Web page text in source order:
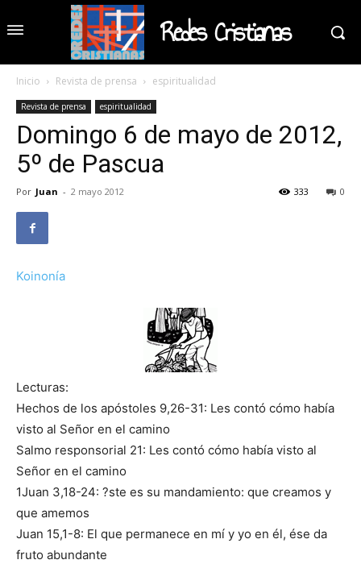
Redes Cristianas
Inicio Revista de prensa espiritualidad
Revista de prensa espiritualidad
Domingo 6 de mayo de 2012,
5º de Pascua
Por Juan - 2 mayo 2012 0
333
Koinonía
Lecturas:
Hechos de los apóstoles 9,26-31: Les contó cómo había
visto al Señor en el camino
Salmo responsorial 21: Les contó cómo había visto al
Señor en el camino
1Juan 3,18-24: ?ste es su mandamiento: que creamos y
que amemos
Juan 15,1-8: El que permanece en mí y yo en él, ése da
fruto abundante